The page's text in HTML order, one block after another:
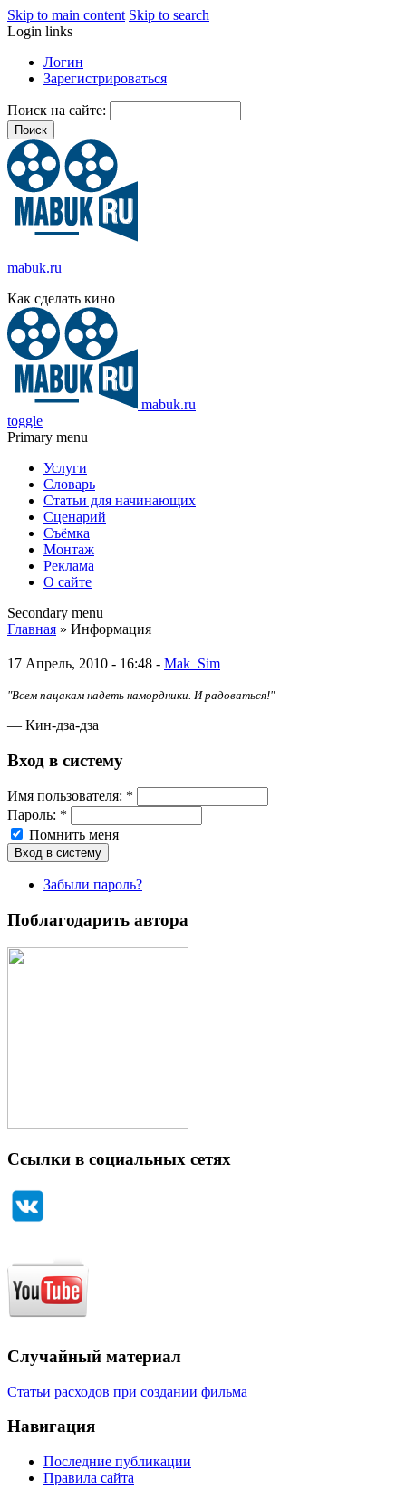
Skip to main content Skip to search
Login links
Логин
Зарегистрироваться
Поиск на сайте:
mabuk.ru
Как сделать кино
mabuk.ru
toggle
Primary menu
Услуги
Словарь
Статьи для начинающих
Сценарий
Съёмка
Монтаж
Реклама
О сайте
Secondary menu
Главная » Информация
17 Апрель, 2010 - 16:48 - Mak_Sim
"Всем пацакам надеть намордники. И радоваться!"
— Кин-дза-дза
Вход в систему
Имя пoльзовaтeля: *
Пароль: *
Помнить меня
Забыли пароль?
Поблагодарить автора
Ссылки в социальных сетях
Случайный материал
Статьи расходов при создании фильма
Навигация
Последние публикации
Правила сайта